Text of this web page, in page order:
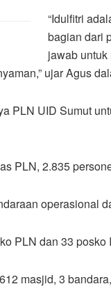
“Idulfitri
bagian dari
jawab
ujar Agus
PLN UID Sumut
PLN, 2.835
operasional
PLN dan 33
masjid, 3